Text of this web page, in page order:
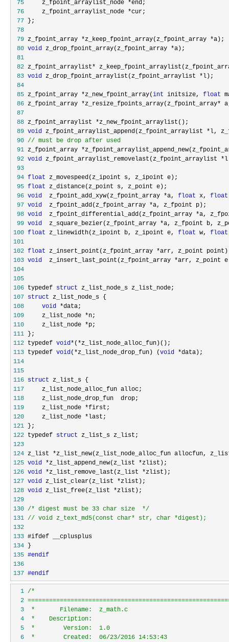
75
     z_fpoint_arraylist_node *
76
     z_fpoint_arraylist_node *
77
78
79 z_fpoint_array *z_keep_fpoint_array(z_fpoint_array *
80 void z_drop_fpoint_array(z_fpoint_array *
81
82 z_fpoint_arraylist*
83 void z_drop_fpoint_arraylist(z_fpoint_arraylist *
84
85 z_fpoint_array *z_new_fpoint_array(int initsize, float
86 z_fpoint_array *z_resize_fpoints_array(z_fpoint_array*
87
88 z_fpoint_arraylist *
89 void z_fpoint_arraylist_append(z_fpoint_arraylist *l,
90 // must be drop after used
91 z_fpoint_array
92 void z_fpoint_arraylist_removelast(z_fpoint_arraylist *
93
94 float
95 float
96 void
  z_fpoint_add_xyw(z_fpoint_array *a,
float x, float
97 void
  z_fpoint_add(z_fpoint_array *
98 void
  z_fpoint_differential_add(z_fpoint_array *
99 void
  z_square_bezier(z_fpoint_array *
100 float z_linewidth(z_ipoint b, z_ipoint e, float w, float
101
102 float z_insert_point(z_fpoint_array *
103 void
  z_insert_last_point(z_fpoint_array *
104
105
106 typedef struct
107 struct
108
void *
109
     z_list_node *
110
     z_list_node *
111
112 typedef void*(*
113 typedef void(*z_list_node_drop_fun) (void *
114
115
116 struct
117
118
119
     z_list_node *
120
     z_list_node *
121
122 typedef struct
123
124 z_list *
125 void *z_list_append_new(z_list *
126 void *z_list_remove_last(z_list *
127 void z_list_clear(z_list *
128 void z_list_free(z_list *
129
130 /* digest must be 33 char size */
131 // void z_text_md5(const char* str, char *digest);
132
133
134
135 #endif
136
137 #endif
  1
/*
  2
  3
  4
  5
  6